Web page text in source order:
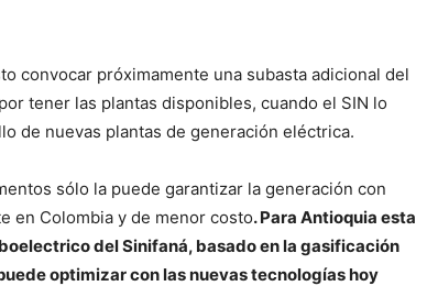
convocar próximamente una subasta adicional del
tener las plantas disponibles, cuando el SIN lo
de nuevas plantas de generación eléctrica.
sólo la puede garantizar la generación con
en Colombia y de menor costo. Para Antioquia esta
del Sinifaná, basado en la gasificación
optimizar con las nuevas tecnologías hoy